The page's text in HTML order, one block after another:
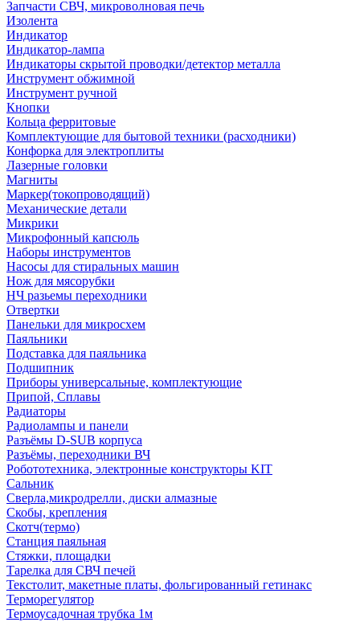
Запчасти СВЧ, микроволновая печь
Изолента
Индикатор
Индикатор-лампа
Индикаторы скрытой проводки/детектор металла
Инструмент обжимной
Инструмент ручной
Кнопки
Кольца ферритовые
Комплектующие для бытовой техники (расходники)
Конфорка для электроплиты
Лазерные головки
Магниты
Маркер(токопроводящий)
Механические детали
Микрики
Микрофонный капсюль
Наборы инструментов
Насосы для стиральных машин
Нож для мясорубки
НЧ разьемы переходники
Отвертки
Панельки для микросхем
Паяльники
Подставка для паяльника
Подшипник
Приборы универсальные, комплектующие
Припой, Сплавы
Радиаторы
Радиолампы и панели
Разъёмы D-SUB корпуса
Разъёмы, переходники ВЧ
Робототехника, электронные конструкторы KIT
Сальник
Сверла,микродрелли, диски алмазные
Скобы, крепления
Скотч(термо)
Станция паяльная
Стяжки, площадки
Тарелка для СВЧ печей
Текстолит, макетные платы, фольгированный гетинакс
Терморегулятор
Термоусадочная трубка 1м